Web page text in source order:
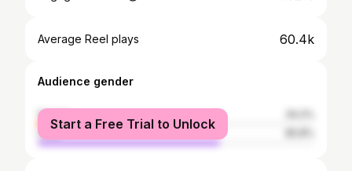
Average Reel plays 60.4k
Audience gender
female
male
Start a Free Trial to Unlock